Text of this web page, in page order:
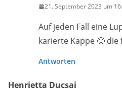
21. September 2023 um
Auf jeden Fall eine
karierte Kappe 🙂
Antworten
Henrietta Ducsai